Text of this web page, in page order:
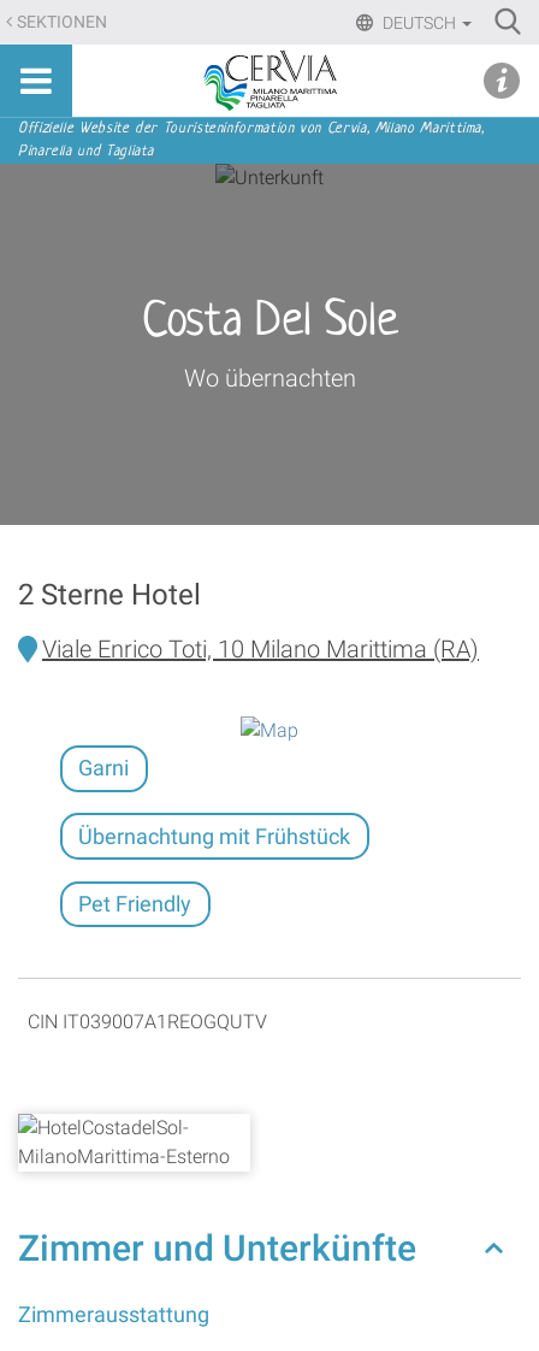
Direkt
zum
Inhalt
Direkt
zur
DEUTSCH
SEKTIONEN
Sito
turistico
ufficiale
Cervia,
Tagliata
Sektionen
Offizielle Website der Touristeninformation von Cervia, Milano Marittima,
Pinarella und Tagliata
Costa Del Sole
Wo übernachten
2 Sterne Hotel
Viale Enrico Toti, 10 Milano Marittima (RA)
Garni
Übernachtung mit Frühstück
Pet Friendly
CIN IT039007A1REOGQUTV
Zimmer und Unterkünfte
Zimmerausstattung
menu